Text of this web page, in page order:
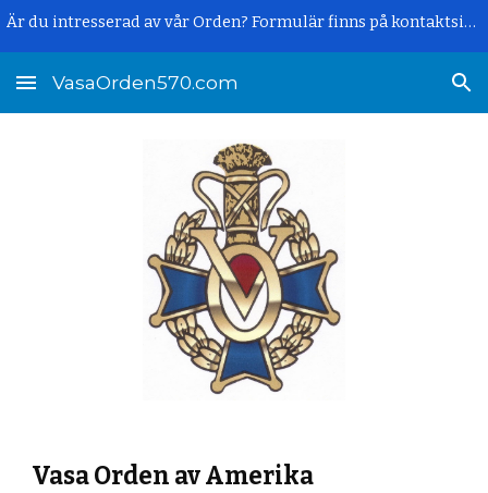
Är du intresserad av vår Orden? Formulär finns på kontaktsidan.
VasaOrden570.com
Vasa Orden av Amerika